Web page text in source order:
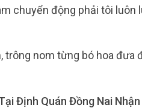
chuyển động phải tôi luôn
trông nom từng bó hoa
Định Quán Đồng Nai